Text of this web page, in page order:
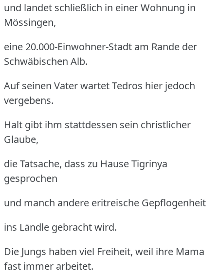
und landet schließlich in einer Wohnung in
Mössingen,
eine 20.000-Einwohner-Stadt am Rande der
Schwäbischen Alb.
Auf seinen Vater wartet Tedros hier jedoch
vergebens.
Halt gibt ihm stattdessen sein christlicher
Glaube,
die Tatsache, dass zu Hause Tigrinya
gesprochen
und manch andere eritreische Gepflogenheit
ins Ländle gebracht wird.
Die Jungs haben viel Freiheit, weil ihre Mama
fast immer arbeitet.